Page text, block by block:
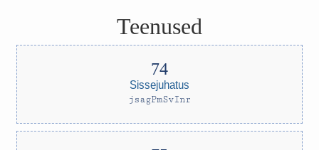
Teenused
Sissejuhatus
jsagPmSvInr